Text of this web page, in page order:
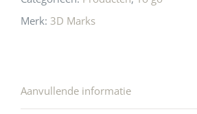
Merk: 3D Marks
Aanvullende informatie